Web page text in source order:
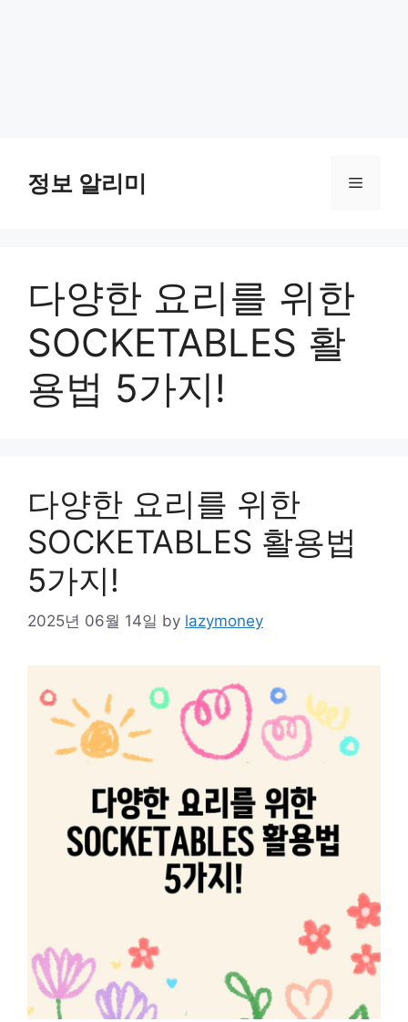
content정보 알리미 Menu
다양한 요리를 위한
SOCKETABLES 활
용법 5가지!
다양한 요리를 위한
SOCKETABLES 활용법
5가지!
2025년 06월 14일 by lazymoney